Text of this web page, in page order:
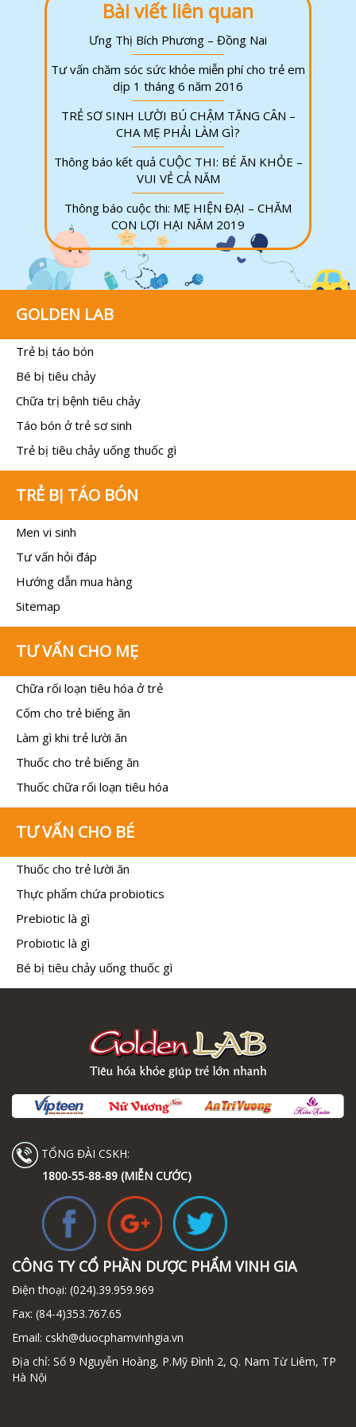
Bài viết liên quan
Ưng Thị Bích Phương – Đồng Nai
Tư vấn chăm sóc sức khỏe miễn phí cho trẻ em
dịp 1 tháng 6 năm 2016
TRẺ SƠ SINH LƯỜI BÚ CHẬM TĂNG CÂN –
CHA MẸ PHẢI LÀM GÌ?
Thông báo kết quả CUỘC THI: BÉ ĂN KHỎE –
VUI VẺ CẢ NĂM
Thông báo cuộc thi: MẸ HIỆN ĐẠI – CHĂM
CON LỢI HẠI NĂM 2019
GOLDEN LAB
Trẻ bị táo bón
Bé bị tiêu chảy
Chữa trị bệnh tiêu chảy
Táo bón ở trẻ sơ sinh
Trẻ bị tiêu chảy uống thuốc gì
TRẺ BỊ TÁO BÓN
Men vi sinh
Tư vấn hỏi đáp
Hướng dẫn mua hàng
Sitemap
TƯ VẤN CHO MẸ
Chữa rối loạn tiêu hóa ở trẻ
Cốm cho trẻ biếng ăn
Làm gì khi trẻ lười ăn
Thuốc cho trẻ biếng ăn
Thuốc chữa rối loạn tiêu hóa
TƯ VẤN CHO BÉ
Thuốc cho trẻ lười ăn
Thực phẩm chứa probiotics
Prebiotic là gì
Probiotic là gì
Bé bị tiêu chảy uống thuốc gì
TỔNG ĐÀI CSKH:
1800-55-88-89 (MIỄN CƯỚC)
CÔNG TY CỔ PHẦN DƯỢC PHẨM VINH GIA
Điện thoại: (024).39.959.969
Fax: (84-4)353.767.65
Email: cskh@duocphamvinhgia.vn
Địa chỉ: Số 9 Nguyễn Hoàng, P.Mỹ Đình 2, Q. Nam Từ Liêm, TP
Hà Nội